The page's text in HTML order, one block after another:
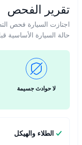
تقرير الفحص
اجتازت السيارة فحص
حالة السيارة الأساسية
لا حوادث جسيمة
الطلاء والهيكل